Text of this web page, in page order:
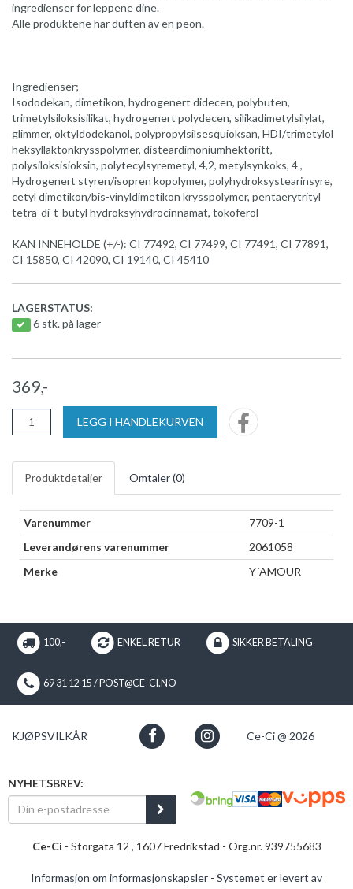
ingredienser for leppene dine.
Alle produktene har duften av en peon.
Ingredienser;
Isododekan, dimetikon, hydrogenert didecen, polybuten,
trimetylsiloksisilikat, hydrogenert polydecen, silikadimetylsilylat,
glimmer, oktyldodekanol, polypropylsilsesquioksan, HDI/trimetylol
heksyllaktonkrysspolymer, disteardimoniumhektoritt,
polysiloksisioksin, polytecylsyremetyl, 4,2, metylsynkoks, 4 ,
Hydrogenert styren/isopren kopolymer, polyhydroksystearinsyre,
cetyl dimetikon/bis-vinyldimetikon krysspolymer, pentaerytrityl
tetra-di-t-butyl hydroksyhydrocinnamat, tokoferol
KAN INNEHOLDE (+/-): CI 77492, CI 77499, CI 77491, CI 77891,
CI 15850, CI 42090, CI 19140, CI 45410
LAGERSTATUS:
6 stk. på lager
369,-
LEGG I HANDLEKURVEN
Produktdetaljer Omtaler (0)
Varenummer
7709-1
Leverandørens varenummer
2061058
Merke
Y´AMOUR
100,- ENKEL RETUR SIKKER BETALING
69 31 12 15 / POST@CE-CI.NO
KJØPSVILKÅR Ce-Ci @ 2026
NYHETSBREV:
Ce-Ci - Storgata 12 , 1607 Fredrikstad - Org.nr. 939755683
Informasjon om informasjonskapsler - Systemet er levert av